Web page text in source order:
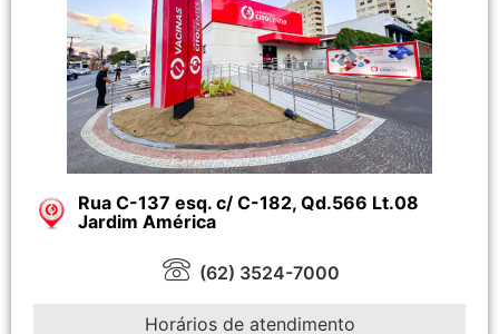
Rua C-137 esq. c/ C-182, Qd.566 Lt.08
Jardim América
(62) 3524-7000
Horários de atendimento